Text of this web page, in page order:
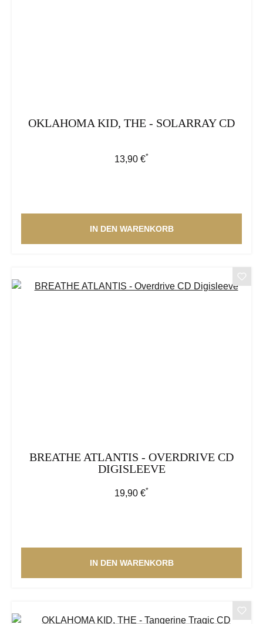
OKLAHOMA KID, THE - SOLARRAY CD
Regulärer Preis:
13,90 €*
IN DEN WARENKORB
BREATHE ATLANTIS - OVERDRIVE CD
DIGISLEEVE
Regulärer Preis:
19,90 €*
IN DEN WARENKORB